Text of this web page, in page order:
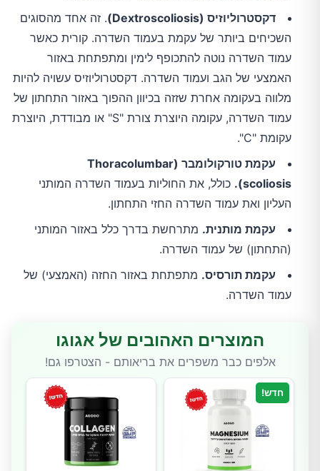
דקסטרוליוזיס (Dextroscoliosis)
. זה אחד מהסוגים
השכיחים ביותר של עקמת בעמוד השדרה. קורית כאשר
עמוד השדרה נוטה להתכופף לימין ומתפתחת באזור
האמצעי של הגב ועמוד השדרה. דקסטרוליוזיס עשויה להיות
מלווה בעקומה אחרת שזזה בכיוון ההפוך באזור התחתון של
עמוד השדרה, עקומה היוצרת צורת "S" או מבודדת, היוצרת
עקומת "C".
עקמת טורקולומבר (Thoracolumbar
scoliosis).
כולל, את החוליות בעמוד השדרה המותני
העליון ואת עמוד השדרה החזי התחתון.
עקמת מותנית. מתרחשת בדרך כלל באזור המותני
(התחתון) של עמוד השדרה.
עקמת תורסיס. מתפתחת באזור החזה (האמצעי) של
עמוד השדרה.
המוצרים האהובים של אגוגו
אלפים כבר משפרים את בריאותם - הצטרפו גם!
חדש!